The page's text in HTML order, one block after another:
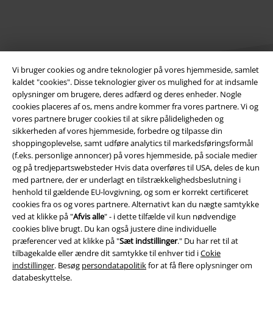
Vi bruger cookies og andre teknologier på vores hjemmeside, samlet
kaldet "cookies". Disse teknologier giver os mulighed for at indsamle
oplysninger om brugere, deres adfærd og deres enheder. Nogle
cookies placeres af os, mens andre kommer fra vores partnere. Vi og
vores partnere bruger cookies til at sikre pålideligheden og
sikkerheden af ​​vores hjemmeside, forbedre og tilpasse din
shoppingoplevelse, samt udføre analytics til markedsføringsformål
(f.eks. personlige annoncer) på vores hjemmeside, på sociale medier
og på tredjepartswebsteder Hvis data overføres til USA, deles de kun
med partnere, der er underlagt en tilstrækkelighedsbeslutning i
henhold til gældende EU-lovgivning, og som er korrekt certificeret
cookies fra os og vores partnere. Alternativt kan du nægte samtykke
ved at klikke på "Afvis alle" - i dette tilfælde vil kun nødvendige
cookies blive brugt. Du kan også justere dine individuelle
præferencer ved at klikke på "Sæt indstillinger." Du har ret til at
tilbagekalde eller ændre dit samtykke til enhver tid iCokie
indstillinger. Besøg persondatapolitikfor at få flere oplysninger om
databeskyttelse.
Juridisk
Salgs-, medlems- & leveringsbetingelser
Om EMP Danmark
Persondatapolitik
Bortskaffelse af affald og miljøbeskyttelse
Overensstemmelseserklæring
Oplysninger om tilgængelighed